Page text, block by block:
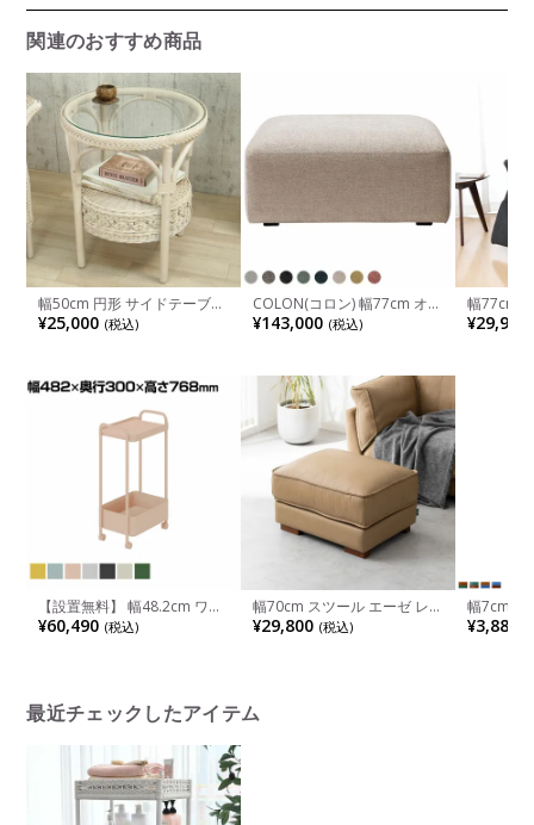
関連のおすすめ商品
幅50cm 円形 サイドテーブル
ラタン ガラス 丸テーブル コ
ンパクト ラウンドテーブル
韓国 白 ホワイト
¥25,000 (税込)
COLON(コロン) 幅77cm オッ
トマン 日本製 店舗 高品質 国
産ソファ 高機能
¥143,000 (税込)
幅77cm 1
イニング
エルゴノ
¥29,970
【設置無料】 幅48.2cm ワゴ
ン エニーワゴン Any Wagon
2段 サイドワゴン デスク収納
¥60,490 (税込)
幅70cm スツール エーゼ レザ
ー オットマン 本革 フットス
ツール おしゃれ リビング 足
¥29,800 (税込)
幅7cm フ
ア ガラス
オブジェ
¥3,880
最近チェックしたアイテム